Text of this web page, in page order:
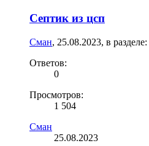
Септик из цсп
Сман, 25.08.2023, в разделе:
Ответов:
0
Просмотров:
1 504
Сман
25.08.2023